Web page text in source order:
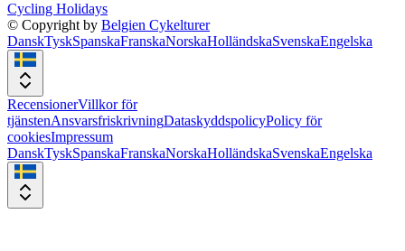
Cycling Holidays
© Copyright by Belgien Cykelturer
DanskTyskSpanskaFranskaNorskaHolländskaSvenskaEngelska
RecensionerVillkor för
tjänstenAnsvarsfriskrivningDataskyddspolicyPolicy för
cookiesImpressum
DanskTyskSpanskaFranskaNorskaHolländskaSvenskaEngelska